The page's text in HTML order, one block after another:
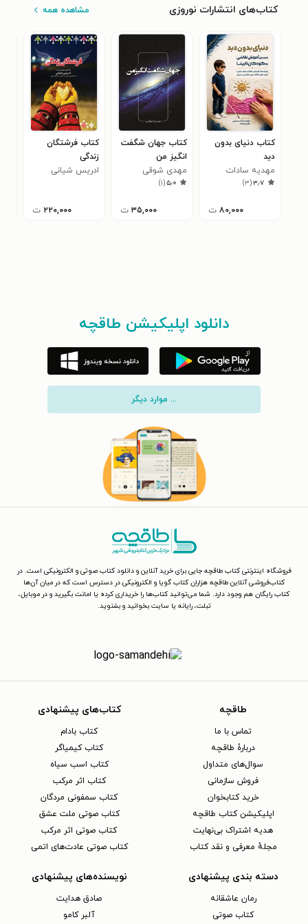
کتاب‌های انتشارات نوروزی مشاهده همه
کتاب دنیای بدون
دید
مهدیه سادات
حسینی
۳٫۷(۳)
۸۰,۰۰۰ ت
کتاب جهان شگفت
انگیز من
مهدی شوقی
۵٫۰(۱)
۳۵,۰۰۰ ت
کتاب فرشتگان
زندگی
ادریس شیانی
۲۲۰,۰۰۰ ت
دانلود اپلیکیشن طاقچه
... موارد دیگر
فروشگاه اینترنتی کتاب طاقچه جایی برای خرید آنلاین و دانلود کتاب صوتی و الکترونیکی است. در
کتاب‌فروشی آنلاین طاقچه هزاران کتاب گویا و الکترونیکی در دسترس است که در میان آن‌ها
کتاب رایگان هم وجود دارد. شما می‌توانید کتاب‌ها را خریداری کرده یا امانت بگیرید و در موبایل،
تبلت، رایانه یا سایت بخوانید و بشنوید.
طاقچه
تماس با ما
دربارهٔ طاقچه
سوال‌های متداول
فروش سازمانی
خرید کتابخوان
اپلیکیشن کتاب طاقچه
هدیه اشتراک بی‌نهایت
مجلهٔ معرفی و نقد کتاب
کتاب‌های پیشنهادی
کتاب بادام
کتاب کیمیاگر
کتاب اسب سیاه
کتاب اثر مرکب
کتاب سمفونی مردگان
کتاب صوتی ملت عشق
کتاب صوتی اثر مرکب
کتاب صوتی عادت‌های اتمی
دسته بندی پیشنهادی
رمان عاشقانه
کتاب‌ صوتی
نویسنده‌های پیشنهادی
صادق هدایت
آلبر کامو